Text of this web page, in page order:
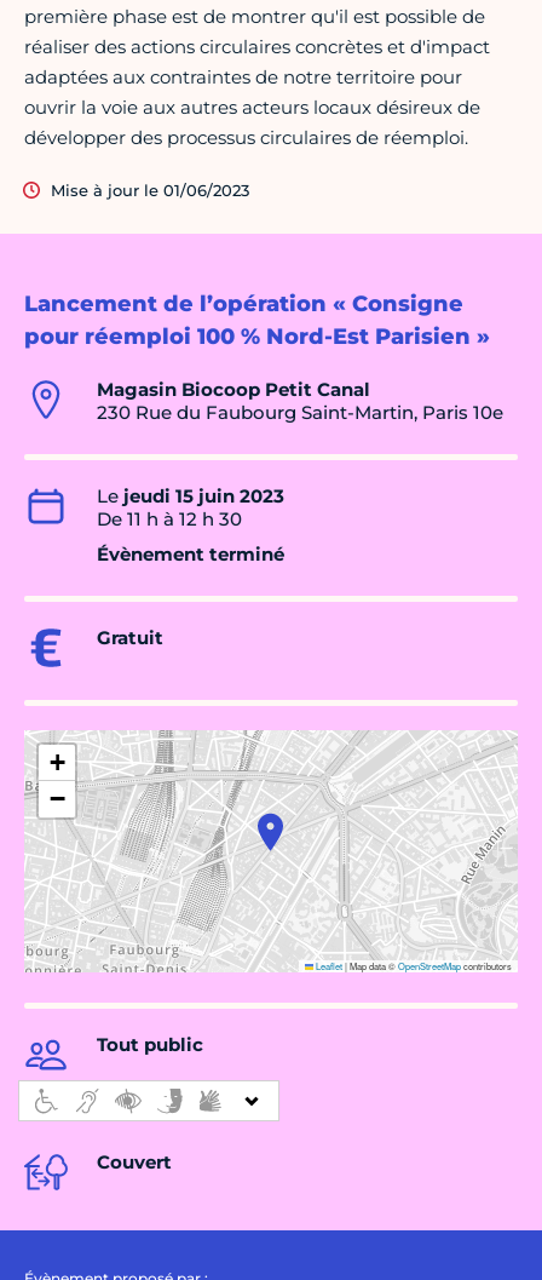
Lancement de l’opération « Consigne
pour réemploi 100 % Nord-Est Parisien »
Magasin Biocoop Petit Canal
230 Rue du Faubourg Saint-Martin, Paris 10e
Le jeudi 15 juin 2023
De 11 h à 12 h 30
Évènement terminé
Gratuit
+
−
Leaflet|Map data ©OpenStreetMapcontributors
Tout public
Couvert
première phase est de montrer qu'il est possible de
réaliser des actions circulaires concrètes et d'impact
adaptées aux contraintes de notre territoire pour
ouvrir la voie aux autres acteurs locaux désireux de
développer des processus circulaires de réemploi.
Mise à jour le 01/06/2023